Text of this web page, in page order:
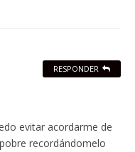
evitar acordarme de
recordándomelo
RESPONDER